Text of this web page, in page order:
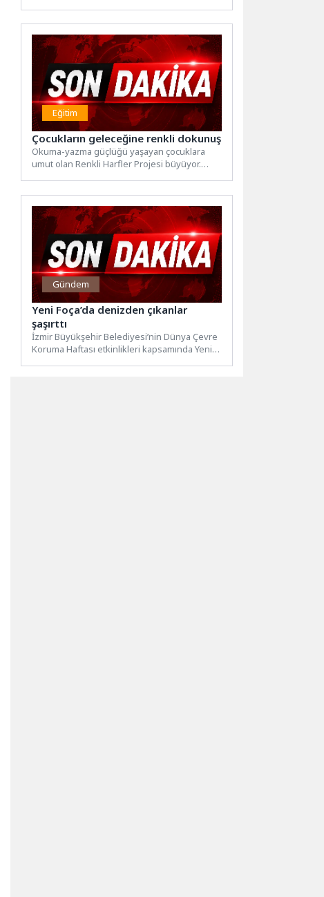
Eğitim
Çocukların geleceğine renkli dokunuş
Okuma-yazma güçlüğü yaşayan çocuklara
umut olan Renkli Harfler Projesi büyüyor.
Gündem
Yeni Foça’da denizden çıkanlar
şaşırttı
İzmir Büyükşehir Belediyesi’nin Dünya Çevre
Koruma Haftası etkinlikleri kapsamında Yeni